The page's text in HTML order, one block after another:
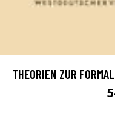
THEORIEN ZUR